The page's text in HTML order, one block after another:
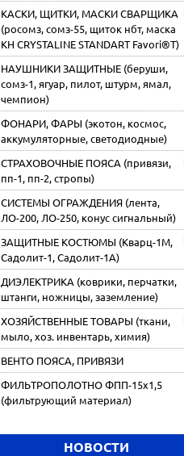
КАСКИ, ЩИТКИ, МАСКИ СВАРЩИКА
(росомз, сомз-55, щиток нбт, маска
КН CRYSTALINE STANDART Favori®T)
НАУШНИКИ ЗАЩИТНЫЕ (беруши,
сомз-1, ягуар, пилот, штурм, ямал,
чемпион)
ФОНАРИ, ФАРЫ (экотон, космос,
аккумуляторные, светодиодные)
СТРАХОВОЧНЫЕ ПОЯСА (привязи,
пп-1, пп-2, стропы)
СИСТЕМЫ ОГРАЖДЕНИЯ (лента,
ЛО-200, ЛО-250, конус сигнальный)
ЗАЩИТНЫЕ КОСТЮМЫ (Кварц-1М,
Садолит-1, Садолит-1А)
ДИЭЛЕКТРИКА (коврики, перчатки,
штанги, ножницы, заземление)
ХОЗЯЙСТВЕННЫЕ ТОВАРЫ (ткани,
мыло, хоз. инвентарь, химия)
ВЕНТО ПОЯСА, ПРИВЯЗИ
ФИЛЬТРОПОЛОТНО ФПП-15х1,5
(фильтрующий материал)
НОВОСТИ